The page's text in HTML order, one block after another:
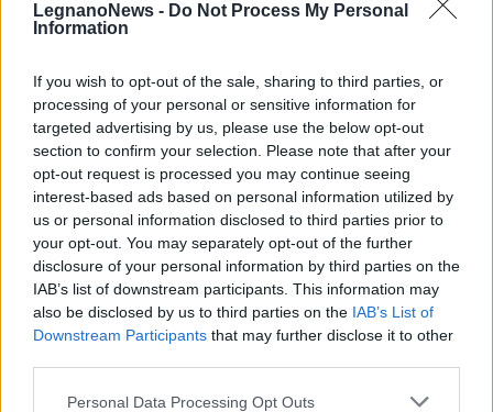
LegnanoNews - Do Not Process My Personal
Information
If you wish to opt-out of the sale, sharing to third parties, or
processing of your personal or sensitive information for
targeted advertising by us, please use the below opt-out
section to confirm your selection. Please note that after your
opt-out request is processed you may continue seeing
interest-based ads based on personal information utilized by
us or personal information disclosed to third parties prior to
your opt-out. You may separately opt-out of the further
disclosure of your personal information by third parties on the
IAB’s list of downstream participants. This information may
also be disclosed by us to third parties on the IAB’s List of
Downstream Participants that may further disclose it to other
Personal Data Processing Opt Outs
FIUME OLONAVasca di laminazione sull’Olona, il
cantiere entra nel vivo a Parabiago tra le polemiche
ecco il progetto in partenza spiegato dal direttore dei
lavori
FIUME OLONAFiume Olona: pronti a partire i lavori nel
cantiere per la vasca di laminazione
SAN VITTORE OLONAVasca di laminazione tra San
Vittore Olona e Parabiago: il cantiere partirà a
novembre
PIÙ INFORMAZIONI SU
aipo
fiume olona legnano
parabiago
san vittore olona
LEGGI GLI ALTRI ARTICOLI DI